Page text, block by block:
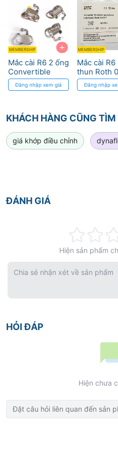
+
MEMBERSHIP
Mắc cài R6 2 ống
Convertible
MBT 022 DTC
Medical
Đăng nhập xem giá
MEMBERSHIP
Mắc cài
thun Roth
DTC
Apparatus
Đăng nhập
KHÁCH HÀNG CŨNG TÌM
giá khớp điều chỉnh
ĐÁNH GIÁ
0%
Hiện sản phẩm
Chia sẻ nhận xét về sản phẩm
HỎI ĐÁP
Hiện chưa